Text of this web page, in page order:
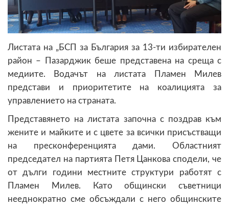
Листата на „БСП за България за 13-ти избирателен
район – Пазарджик беше представена на среща с
медиите. Водачът на листата Пламен Милев
представи и приоритетите на коалицията за
управлението на страната.
Представянето на листата започна с поздрав към
жените и майките и с цвете за всички присъстващи
на пресконференцията дами. Областният
председател на партията Петя Цанкова сподели, че
от дълги години местните структури работят с
Пламен Милев. Като общински съветници
нееднократно сме обсъждали с него общинските